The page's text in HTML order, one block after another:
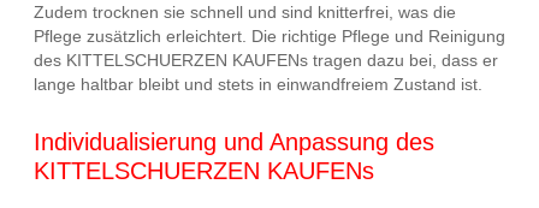
Zudem trocknen sie schnell und sind knitterfrei, was die
Pflege zusätzlich erleichtert. Die richtige Pflege und Reinigung
des KITTELSCHUERZEN KAUFENs tragen dazu bei, dass er
lange haltbar bleibt und stets in einwandfreiem Zustand ist.
Individualisierung und Anpassung des
KITTELSCHUERZEN KAUFENs